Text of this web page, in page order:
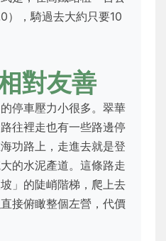
），騎過去大約只要10
對友善
停車壓力小很多。翠華
往裡走也有一些路邊停
功路上，走進去就是登
的水泥產道。這條路走
」的陡峭階梯，爬上去
接俯瞰整個左營，代價